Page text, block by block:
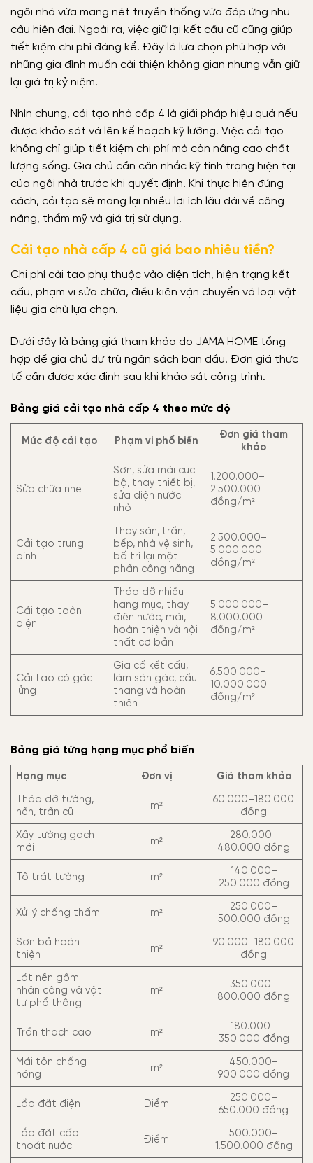
ngôi nhà vừa mang nét truyền thống vừa đáp ứng nhu
cầu hiện đại. Ngoài ra, việc giữ lại kết cấu cũ cũng giúp
tiết kiệm chi phí đáng kể. Đây là lựa chọn phù hợp với
những gia đình muốn cải thiện không gian nhưng vẫn giữ
lại giá trị kỷ niệm.
Nhìn chung, cải tạo nhà cấp 4 là giải pháp hiệu quả nếu
được khảo sát và lên kế hoạch kỹ lưỡng. Việc cải tạo
không chỉ giúp tiết kiệm chi phí mà còn nâng cao chất
lượng sống. Gia chủ cần cân nhắc kỹ tình trạng hiện tại
của ngôi nhà trước khi quyết định. Khi thực hiện đúng
cách, cải tạo sẽ mang lại nhiều lợi ích lâu dài về công
năng, thẩm mỹ và giá trị sử dụng.
Cải tạo nhà cấp 4 cũ giá bao nhiêu tiền?
Chi phí cải tạo phụ thuộc vào diện tích, hiện trạng kết
cấu, phạm vi sửa chữa, điều kiện vận chuyển và loại vật
liệu gia chủ lựa chọn.
Dưới đây là bảng giá tham khảo do JAMA HOME tổng
hợp để gia chủ dự trù ngân sách ban đầu. Đơn giá thực
tế cần được xác định sau khi khảo sát công trình.
Bảng giá cải tạo nhà cấp 4 theo mức độ
Mức độ cải tạo Phạm vi phổ biến
Đơn giá tham
khảo
Sửa chữa nhẹ
Sơn, sửa mái cục
bộ, thay thiết bị,
sửa điện nước
nhỏ
1.200.000–
2.500.000
đồng/m²
Cải tạo trung
bình
Thay sàn, trần,
bếp, nhà vệ sinh,
bố trí lại một
phần công năng
2.500.000–
5.000.000
đồng/m²
Cải tạo toàn
diện
Tháo dỡ nhiều
hạng mục, thay
điện nước, mái,
hoàn thiện và nội
thất cơ bản
5.000.000–
8.000.000
đồng/m²
Cải tạo có gác
lửng
Gia cố kết cấu,
làm sàn gác, cầu
thang và hoàn
thiện
6.500.000–
10.000.000
đồng/m²
Bảng giá từng hạng mục phổ biến
Hạng mục Đơn vị Giá tham khảo
Tháo dỡ tường,
nền, trần cũ
m²
60.000–180.000
đồng
Xây tường gạch
mới
m²
280.000–
480.000 đồng
Tô trát tường m²
140.000–
250.000 đồng
Xử lý chống thấm m²
250.000–
500.000 đồng
Sơn bả hoàn
thiện
m²
90.000–180.000
đồng
Lát nền gồm
nhân công và vật
tư phổ thông
m²
350.000–
800.000 đồng
Trần thạch cao m²
180.000–
350.000 đồng
Mái tôn chống
nóng
m²
450.000–
900.000 đồng
Lắp đặt điện Điểm
250.000–
650.000 đồng
Lắp đặt cấp
thoát nước
Điểm
500.000–
1.500.000 đồng